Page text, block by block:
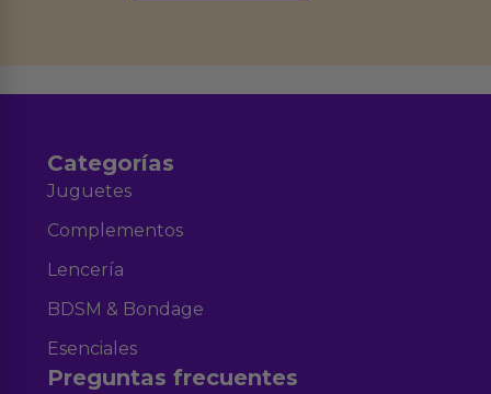
Categorías
Juguetes
Complementos
Lencería
BDSM & Bondage
Esenciales
Preguntas frecuentes